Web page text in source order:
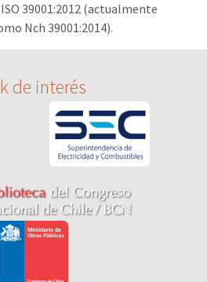
39001:2012 (actualmente
Nch 39001:2014).
de interés